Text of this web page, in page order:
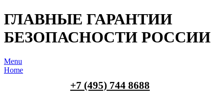
ГЛАВНЫЕ ГАРАНТИИ
БЕЗОПАСНОСТИ РОССИИ
Menu
Home
+7 (495) 744 8688